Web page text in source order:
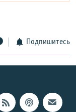
Подпишитесь